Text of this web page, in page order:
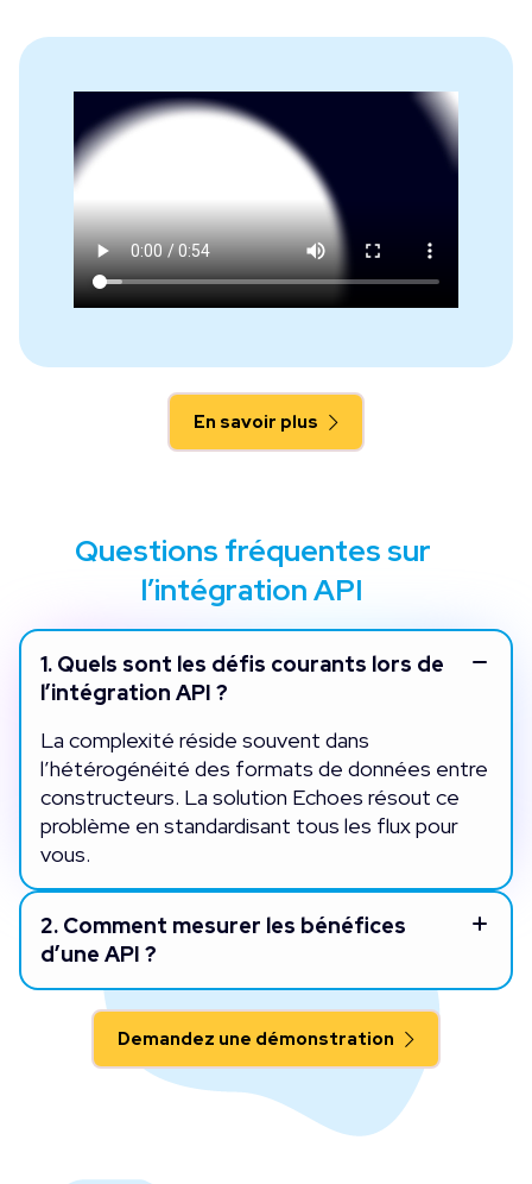
En savoir plus
Questions fréquentes sur
l’intégration API
1. Quels sont les défis courants lors de
l’intégration API ?
La complexité réside souvent dans
l’hétérogénéité des formats de données entre
constructeurs. La solution Echoes résout ce
problème en standardisant tous les flux pour
vous.
2. Comment mesurer les bénéfices
d’une API ?
Demandez une démonstration